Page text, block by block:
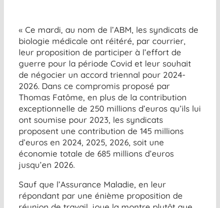
« Ce mardi, au nom de l’ABM, les syndicats de
biologie médicale ont réitéré, par courrier,
leur proposition de participer à l’effort de
guerre pour la période Covid et leur souhait
de négocier un accord triennal pour 2024-
2026. Dans ce compromis proposé par
Thomas Fatôme, en plus de la contribution
exceptionnelle de 250 millions d’euros qu’ils lui
ont soumise pour 2023, les syndicats
proposent une contribution de 145 millions
d’euros en 2024, 2025, 2026, soit une
économie totale de 685 millions d’euros
jusqu’en 2026.
Sauf que l’Assurance Maladie, en leur
répondant par une énième proposition de